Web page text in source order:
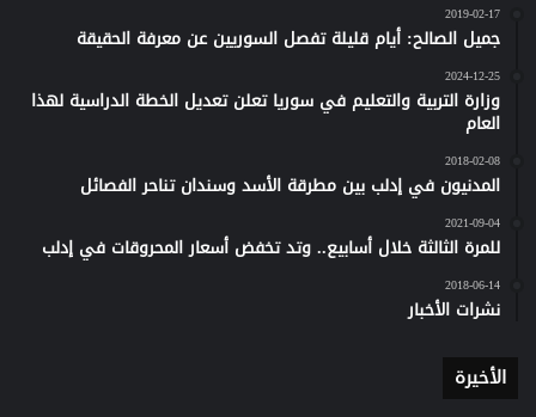
2019-02-17
جميل الصالح: أيام قليلة تفصل السوريين عن معرفة الحقيقة
2024-12-25
وزارة التربية والتعليم في سوريا تعلن تعديل الخطة الدراسية لهذا
العام
2018-02-08
المدنيون في إدلب بين مطرقة الأسد وسندان تناحر الفصائل
2021-09-04
للمرة الثالثة خلال أسابيع.. وتد تخفض أسعار المحروقات في إدلب
2018-06-14
نشرات الأخبار
الأخيرة